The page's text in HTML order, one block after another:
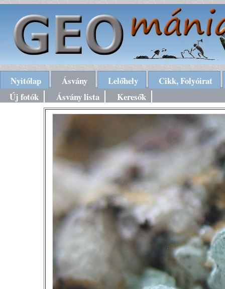
Nyitólap Ásvány Lelőhely
Cikk, Folyóirat
Új fotók
Ásvány lista Keresők